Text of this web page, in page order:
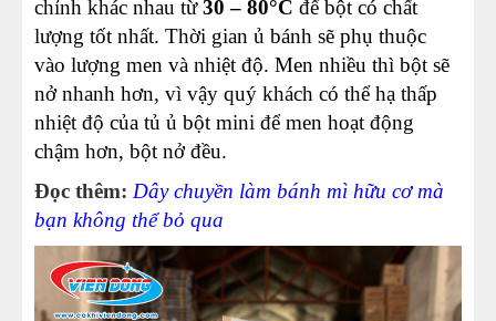
chỉnh khác nhau từ30 – 80°C để bột có chất
lượng tốt nhất. Thời gian ủ bánh sẽ phụ thuộc
vào lượng men và nhiệt độ. Men nhiều thì bột sẽ
nở nhanh hơn, vì vậy quý khách có thể hạ thấp
nhiệt độ của tủ ủ bột mini để men hoạt động
chậm hơn, bột nở đều.
Đọc thêm: Dây chuyền làm bánh mì hữu cơ mà
bạn không thể bỏ qua